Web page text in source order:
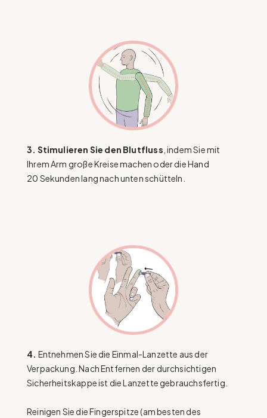
3. Stimulieren Sie den Blutfluss , indem Sie mit
Ihrem Arm große Kreise machen oder die Hand
20 Sekunden lang nach unten schütteln.
4. Entnehmen Sie die Einmal-Lanzette aus der
Verpackung. Nach Entfernen der durchsichtigen
Sicherheitskappe ist die Lanzette gebrauchsfertig.
Reinigen Sie die Fingerspitze (am besten des